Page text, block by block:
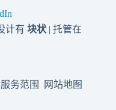
计有 块状 | 托管在
服务范围
网站地图